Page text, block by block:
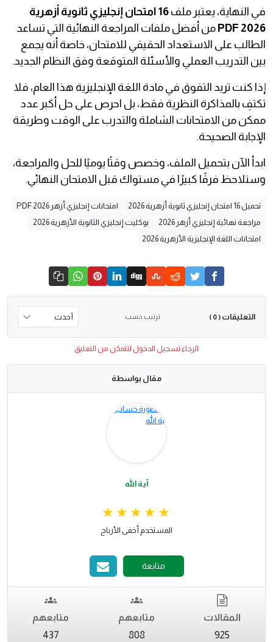
في النهاية، يعتبر ملف
16 امتحان إنجليزي ثانوية أزهرية
2026 PDF
من أفضل ملفات المراجعة النهائية التي تساعد
الطالب على الاستعداد الحقيقي للامتحان، خاصة أنه يجمع
بين التدريب العملي والأسئلة المتوقعة وفق النظام الجديد.
إذا كنت تريد التفوق في مادة اللغة الإنجليزية هذا العام، فلا
تكتفِ بالمذاكرة النظرية فقط، بل احرص على حل أكبر عدد
ممكن من الامتحانات الشاملة والتدرب على الوقت وطريقة
الإجابة الصحيحة.
ابدأ الآن بتحميل الملف، وخصص وقتًا يوميًا للحل والمراجعة،
وستلاحظ فرقًا كبيرًا في مستواك قبل الامتحان النهائي.
تحميل 16 امتحان إنجليزي ثانوية أزهرية 2026
امتحانات إنجليزي أزهر 2026 PDF
مراجعة نهائية إنجليزي أزهر 2026
بوكليت إنجليزي الثانوية الأزهرية 2026
امتحانات اللغة الإنجليزية الأزهرية 2026
التعليقات ( 0 ) ترتيب حسب
الرجاء تسجيل الدخول لتتمكن من التعليق
مقال بواسطة
آية الله
المستخدم أخفى الأرباح
متابعة
المقالات
925
متابعهم
808
متابعهم
437